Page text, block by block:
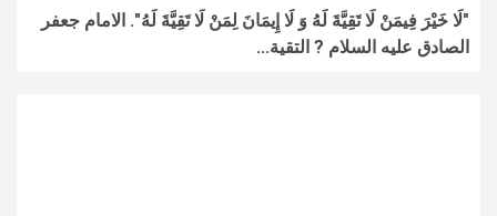
"لَا خَيْرَ فِيمَنْ لَا تَقِيَّةَ لَهُ وَ لَا إِيمَانَ لِمَنْ لَا تَقِيَّةَ لَهُ‏". الامام جعفر
الصادق عليه السلام ? التقية...